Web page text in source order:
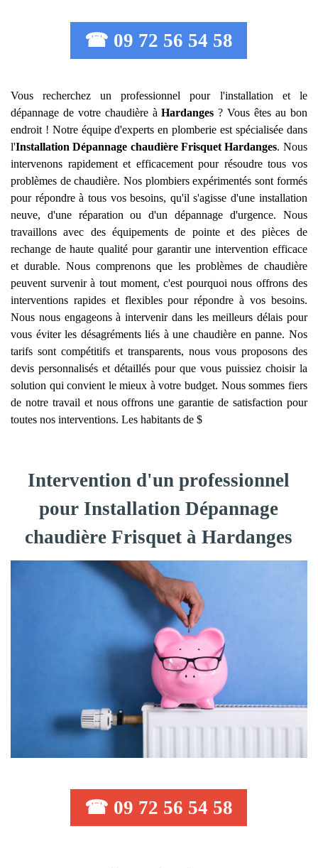
☎ 09 72 56 54 58
Vous recherchez un professionnel pour l'installation et le
dépannage de votre chaudière àHardanges ? Vous êtes au bon
endroit ! Notre équipe d'experts en plomberie est spécialisée dans
l'Installation Dépannage chaudière Frisquet Hardanges. Nous
intervenons rapidement et efficacement pour résoudre tous vos
problèmes de chaudière. Nos plombiers expérimentés sont formés
pour répondre à tous vos besoins, qu'il s'agisse d'une installation
neuve, d'une réparation ou d'un dépannage d'urgence. Nous
travaillons avec des équipements de pointe et des pièces de
rechange de haute qualité pour garantir une intervention efficace
et durable. Nous comprenons que les problèmes de chaudière
peuvent survenir à tout moment, c'est pourquoi nous offrons des
interventions rapides et flexibles pour répondre à vos besoins.
Nous nous engageons à intervenir dans les meilleurs délais pour
vous éviter les désagréments liés à une chaudière en panne. Nos
tarifs sont compétitifs et transparents, nous vous proposons des
devis personnalisés et détaillés pour que vous puissiez choisir la
solution qui convient le mieux à votre budget. Nous sommes fiers
de notre travail et nous offrons une garantie de satisfaction pour
toutes nos interventions. Les habitants de $
Intervention d'un professionnel
pour Installation Dépannage
chaudière Frisquet à Hardanges
☎ 09 72 56 54 58